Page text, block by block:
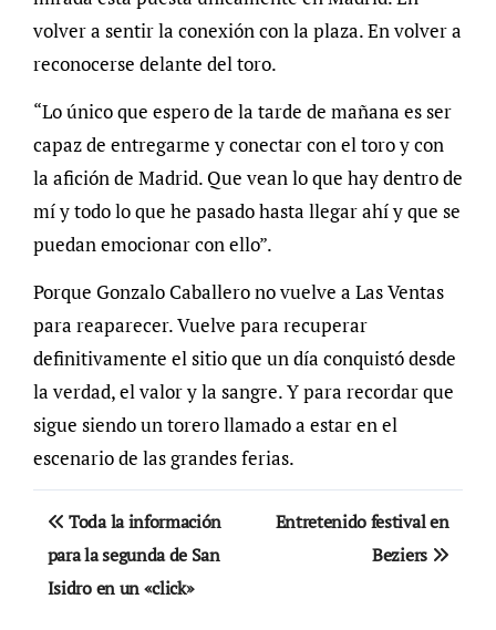
volver a sentir la conexión con la plaza. En volver a
reconocerse delante del toro.
“Lo único que espero de la tarde de mañana es ser
capaz de entregarme y conectar con el toro y con
la afición de Madrid. Que vean lo que hay dentro de
mí y todo lo que he pasado hasta llegar ahí y que se
puedan emocionar con ello”.
Porque Gonzalo Caballero no vuelve a Las Ventas
para reaparecer. Vuelve para recuperar
definitivamente el sitio que un día conquistó desde
la verdad, el valor y la sangre. Y para recordar que
sigue siendo un torero llamado a estar en el
escenario de las grandes ferias.
Navegación
de
entradas
Toda la información
para la segunda de San
Isidro en un «click»
Entretenido festival en
Beziers